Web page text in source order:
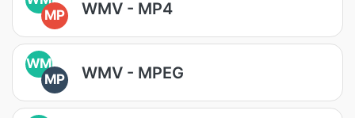
MP
WMV - MP4
WM
MP
WMV - MPEG